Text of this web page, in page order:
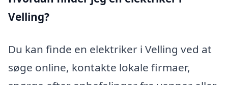
Velling?
Du kan finde en elektriker i Velling ved at
søge online, kontakte lokale firmaer,